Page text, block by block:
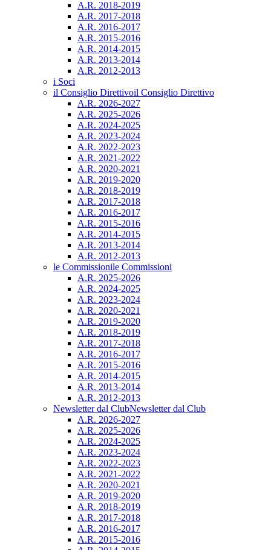
A.R. 2018-2019
A.R. 2017-2018
A.R. 2016-2017
A.R. 2015-2016
A.R. 2014-2015
A.R. 2013-2014
A.R. 2012-2013
i Soci
il Consiglio Direttivoil Consiglio Direttivo
A.R. 2026-2027
A.R. 2025-2026
A.R. 2024-2025
A.R. 2023-2024
A.R. 2022-2023
A.R. 2021-2022
A.R. 2020-2021
A.R. 2019-2020
A.R. 2018-2019
A.R. 2017-2018
A.R. 2016-2017
A.R. 2015-2016
A.R. 2014-2015
A.R. 2013-2014
A.R. 2012-2013
le Commissionile Commissioni
A.R. 2025-2026
A.R. 2024-2025
A.R. 2023-2024
A.R. 2020-2021
A.R. 2019-2020
A.R. 2018-2019
A.R. 2017-2018
A.R. 2016-2017
A.R. 2015-2016
A.R. 2014-2015
A.R. 2013-2014
A.R. 2012-2013
Newsletter dal ClubNewsletter dal Club
A.R. 2026-2027
A.R. 2025-2026
A.R. 2024-2025
A.R. 2023-2024
A.R. 2022-2023
A.R. 2021-2022
A.R. 2020-2021
A.R. 2019-2020
A.R. 2018-2019
A.R. 2017-2018
A.R. 2016-2017
A.R. 2015-2016